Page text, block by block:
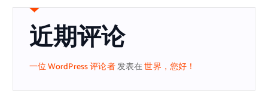
近期评论
一位 WordPress 评论者发表在世界，您好！